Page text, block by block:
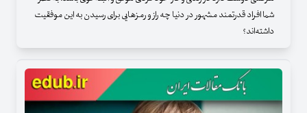
شما افراد قدرتمند مشهور در دنیا چه راز و رمزهایی برای رسیدن به این موفقیت
داشته‌اند؟